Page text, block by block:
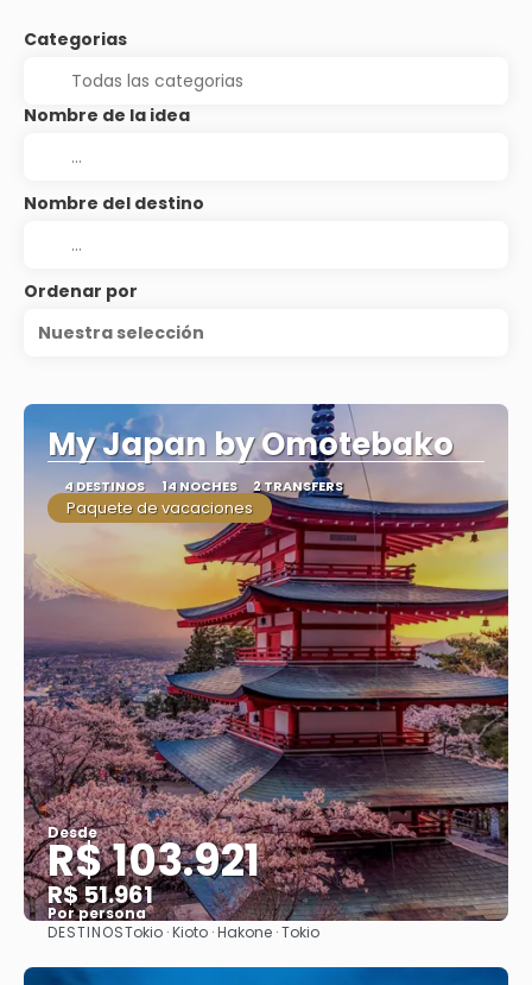
Categorias
Nombre de la idea
Nombre del destino
Ordenar por
Nuestra selección
My Japan by Omotebako
4 DESTINOS 14 NOCHES 2 TRANSFERS
Paquete de vacaciones
Desde
R$ 103.921
R$ 51.961
Por persona
Ver
DESTINOSTokio · Kioto · Hakone · Tokio